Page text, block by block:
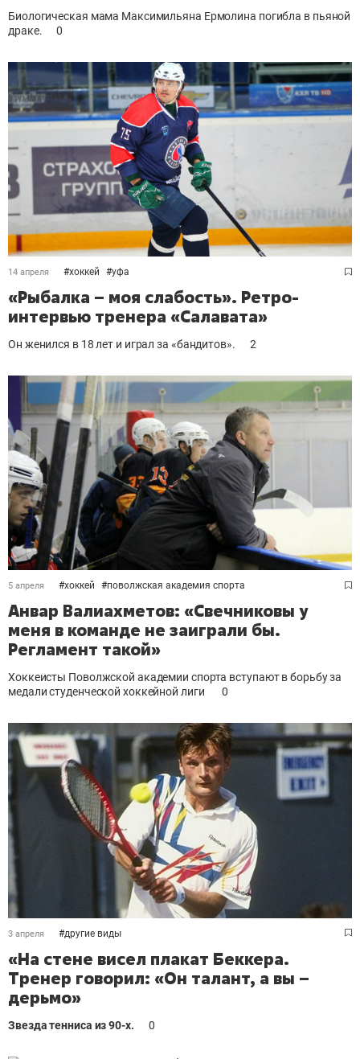
Биологическая мама Максимильяна Ермолина погибла в пьяной
драке.
0
14 апреля #хоккей #уфа
«Рыбалка – моя слабость». Ретро-
интервью тренера «Салавата»
Он женился в 18 лет и играл за «бандитов». 2
5 апреля #хоккей #поволжская академия спорта
Анвар Валиахметов: «Свечниковы у
меня в команде не заиграли бы.
Регламент такой»
Хоккеисты Поволжской академии спорта вступают в борьбу за
медали студенческой хоккейной лиги
0
3 апреля #другие виды
«На стене висел плакат Беккера.
Тренер говорил: «Он талант, а вы –
дерьмо»
Звезда тенниса из 90-х. 0